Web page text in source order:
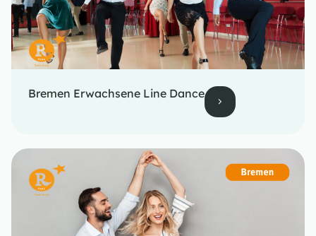
Bremen Erwachsene Line Dance